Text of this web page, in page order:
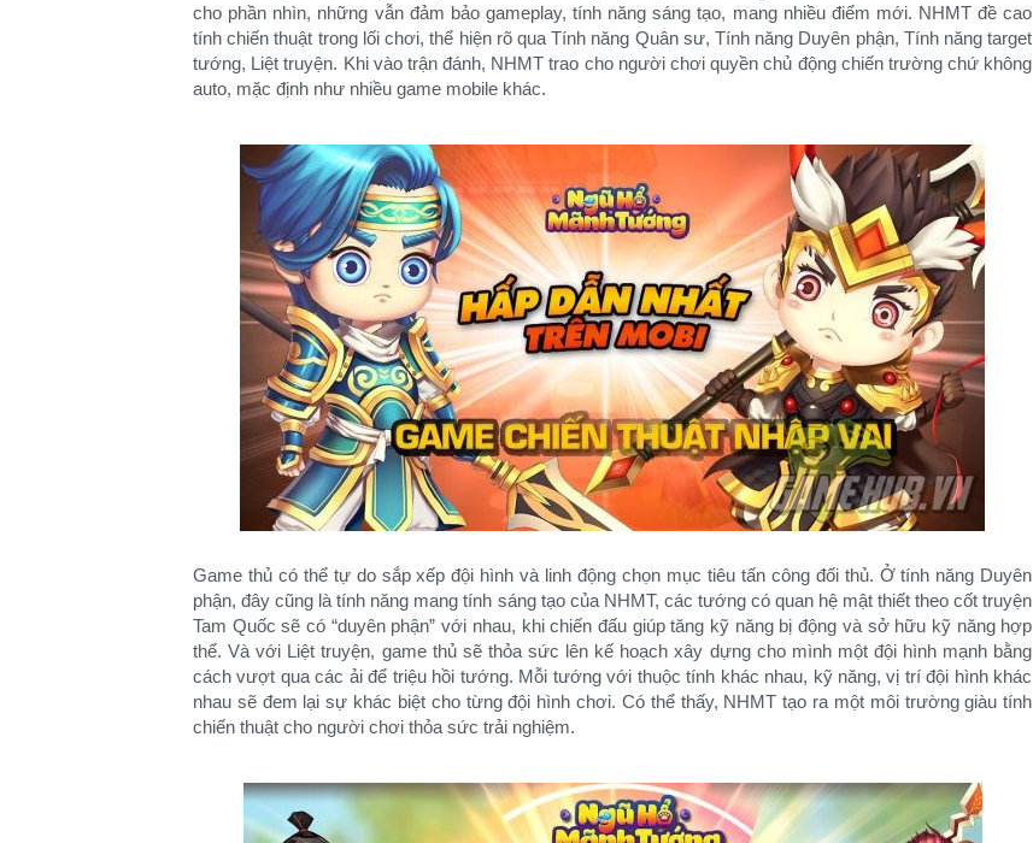
cho phần nhìn, những vẫn đảm bảo gameplay, tính năng sáng tạo, mang nhiều điểm mới. NHMT đề cao
tính chiến thuật trong lối chơi, thể hiện rõ qua Tính năng Quân sư, Tính năng Duyên phận, Tính năng target
tướng, Liệt truyện. Khi vào trận đánh, NHMT trao cho người chơi quyền chủ động chiến trường chứ không
auto, mặc định như nhiều game mobile khác.
Game thủ có thể tự do sắp xếp đội hình và linh động chọn mục tiêu tấn công đối thủ. Ở tính năng Duyên
phận, đây cũng là tính năng mang tính sáng tạo của NHMT, các tướng có quan hệ mật thiết theo cốt truyện
Tam Quốc sẽ có “duyên phận” với nhau, khi chiến đấu giúp tăng kỹ năng bị động và sở hữu kỹ năng hợp
thể. Và với Liệt truyện, game thủ sẽ thỏa sức lên kế hoạch xây dựng cho mình một đội hình mạnh bằng
cách vượt qua các ải để triệu hồi tướng. Mỗi tướng với thuộc tính khác nhau, kỹ năng, vị trí đội hình khác
nhau sẽ đem lại sự khác biệt cho từng đội hình chơi. Có thể thấy, NHMT tạo ra một môi trường giàu tính
chiến thuật cho người chơi thỏa sức trải nghiệm.